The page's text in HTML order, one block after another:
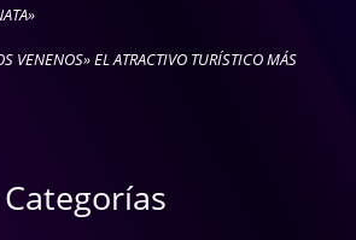
VENENOS» EL ATRACTIVO TURÍSTICO MÁS
Categorías